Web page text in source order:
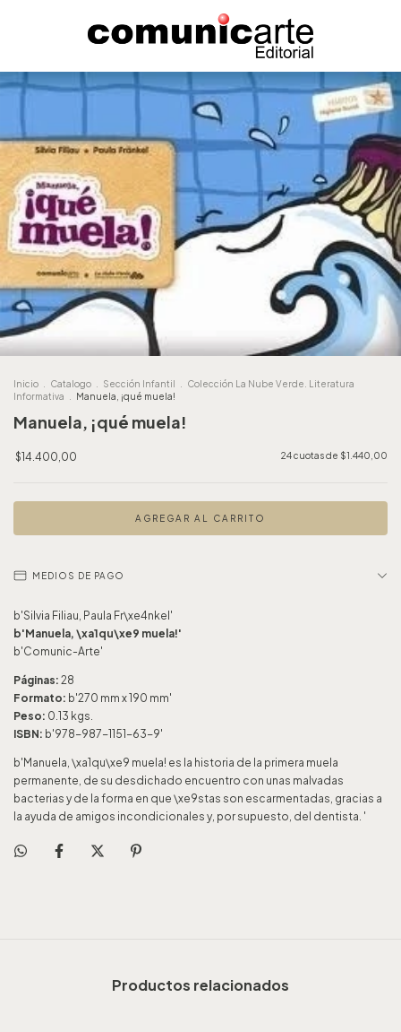
Inicio Catalogo Sección Infantil
Colección La Nube Verde. Literatura
Informativa
Manuela, ¡qué muela!
Manuela, ¡qué muela!
$14.400,00 24cuotas de $1.440,00
MEDIOS DE PAGO
b'Silvia Filiau, Paula Fr\xe4nkel'
b'Manuela, \xa1qu\xe9 muela!'
b'Comunic-Arte'
Páginas: 28
Formato: b'270 mm x 190 mm'
Peso: 0.13 kgs.
ISBN: b'978-987-1151-63-9'
b'Manuela, \xa1qu\xe9 muela! es la historia de la primera muela
permanente, de su desdichado encuentro con unas malvadas
bacterias y de la forma en que \xe9stas son escarmentadas, gracias a
la ayuda de amigos incondicionales y, por supuesto, del dentista. '
Productos relacionados